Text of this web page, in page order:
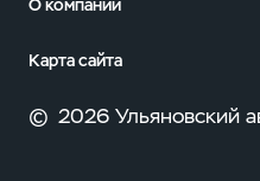
О компании
Карта сайта
© 2026 Ульяновский